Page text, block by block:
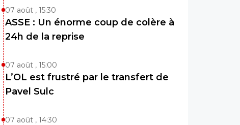
07 août , 15:30
ASSE : Un énorme coup de colère à
24h de la reprise
07 août , 15:00
L’OL est frustré par le transfert de
Pavel Sulc
07 août , 14:30